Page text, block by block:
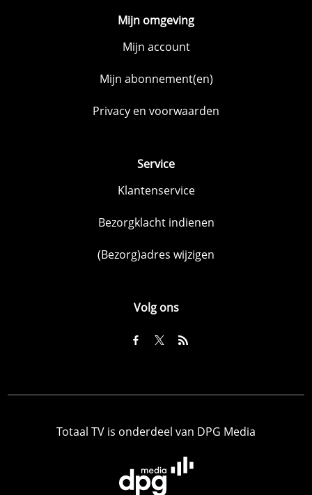
Mijn omgeving
Mijn account
Mijn abonnement(en)
Privacy en voorwaarden
Service
Klantenservice
Bezorgklacht indienen
(Bezorg)adres wijzigen
Volg ons
Totaal TV is onderdeel van DPG Media